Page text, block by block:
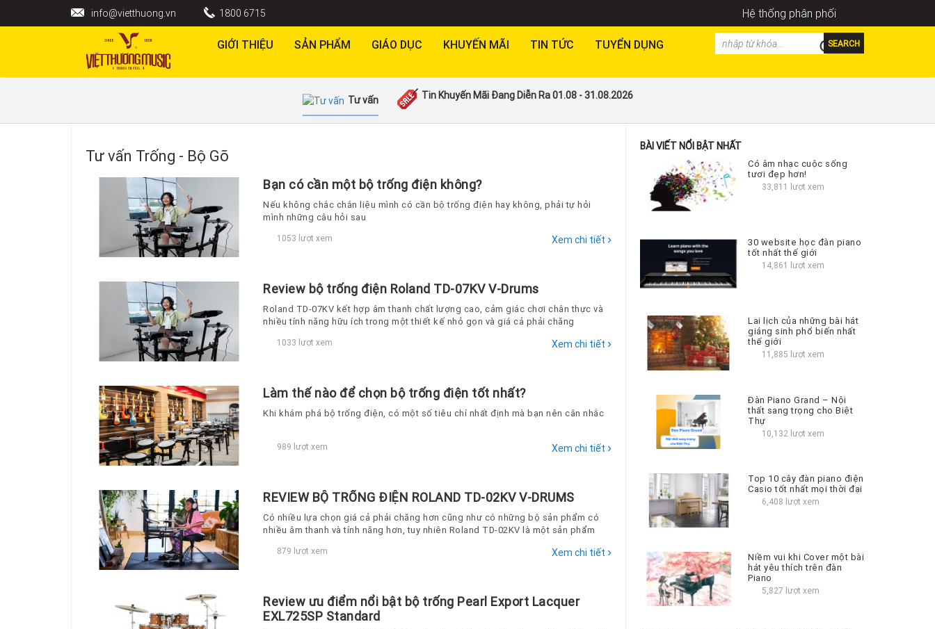
info@vietthuong.vn 1800 6715 Hệ thống phân phối
GIỚI THIỆU SẢN PHẨM GIÁO DỤC KHUYẾN MÃI TIN TỨC TUYỂN DỤNG SEARCH
Tư vấn Tin Khuyến Mãi Đang Diễn Ra 01.08 - 31.08.2026
Tư vấn Trống - Bộ Gõ
Bạn có cần một bộ trống điện không?
Nếu không chắc chắn liệu mình có cần bộ trống điện hay không, phải tự hỏi
mình những câu hỏi sau
1053 lượt xem Xem chi tiết ›
Review bộ trống điện Roland TD-07KV V-Drums
Roland TD-07KV kết hợp âm thanh chất lượng cao, cảm giác chơi chân thực và
nhiều tính năng hữu ích trong một thiết kế nhỏ gọn và giá cả phải chăng
1033 lượt xem Xem chi tiết ›
Làm thế nào để chọn bộ trống điện tốt nhất?
Khi khám phá bộ trống điện, có một số tiêu chí nhất định mà bạn nên cân nhắc
989 lượt xem Xem chi tiết ›
REVIEW BỘ TRỐNG ĐIỆN ROLAND TD-02KV V-DRUMS
Có nhiều lựa chọn giá cả phải chăng hơn cũng như có những bộ sản phẩm có
nhiều âm thanh và tính năng hơn, tuy nhiên Roland TD-02KV là một sản phẩm
879 lượt xem Xem chi tiết ›
Review ưu điểm nổi bật bộ trống Pearl Export Lacquer
EXL725SP Standard
BÀI VIẾT NỔI BẬT NHẤT
Có âm nhạc cuộc sống
tươi đẹp hơn!
33,811 lượt xem
30 website học đàn piano
tốt nhất thế giới
14,861 lượt xem
Lai lịch của những bài hát
giáng sinh phổ biến nhất
thế giới
11,885 lượt xem
Đàn Piano Grand – Nội
thất sang trọng cho Biệt
Thự
10,132 lượt xem
Top 10 cây đàn piano điện
Casio tốt nhất mọi thời đại
6,408 lượt xem
Niềm vui khi Cover một bài
hát yêu thích trên đàn
Piano
5,827 lượt xem